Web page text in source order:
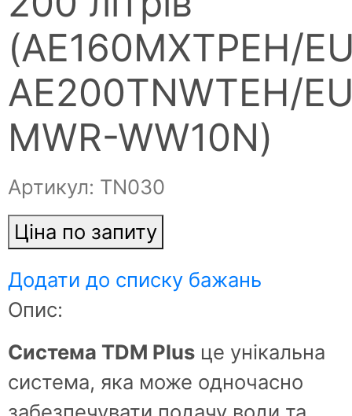
(AE160MXTPEH/
AE200TNWTEH/
MWR-WW10N)
Артикул: ТN030
Ціна по запиту
Додати до списку бажань
Опис:
Система TDM Plus це унікальна
система, яка може одночасно